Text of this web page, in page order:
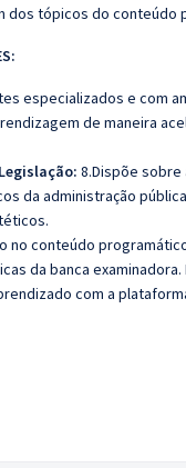
dos tópicos do conteúdo
especializados e com
de maneira
Legislação: 8.Dispõe
da administração
no conteúdo
da banca
com a